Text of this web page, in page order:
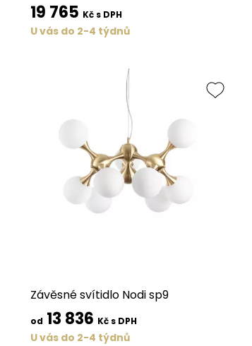
19 765 Kč s DPH
U vás do 2-4 týdnů
Závěsné svítidlo Nodi sp9
od 13 836 Kč s DPH
U vás do 2-4 týdnů